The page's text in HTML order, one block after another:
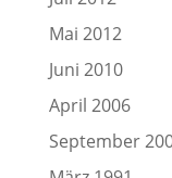
Mai 2012
Juni 2010
April 2006
September